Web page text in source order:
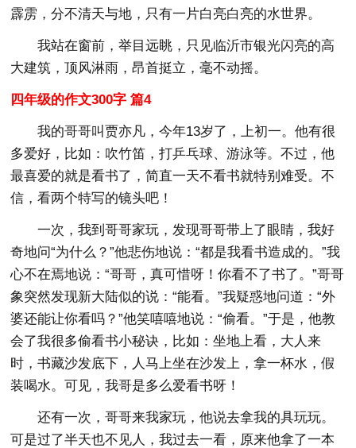
霹雳，分不清天与地，只有一片白亮白亮的水世界。
我站在窗前，举目远眺，只见临沂市银光闪亮的高
大建筑，顶风淋雨，昂首挺立，毫不动摇。
四年级的作文300字 篇4
我的哥哥叫贾亦凡，今年13岁了，上初一。他有很
多爱好，比如：吹竹笛，打乒乓球、游泳等。不过，他
最喜爱的就是看书了，简直一天不看书就特别难受。不
信，看两个特写的镜头吧！
一次，我到哥哥家玩，发现哥哥带上了眼睛，我好
奇地问“为什么？”他悲伤地说：“都是我看书造成的。”我
心不在焉地说：“哥哥，真可惜呀！你看不了书了。”哥哥
象突然发现新大陆似的说：“能看。”我疑惑地问道：“外
婆还能让你看吗？”他笑嘻嘻地说：“偷看。”于是，他教
会了我很多偷看书小秘诀，比如：坐地上看，大人来
时，书藏沙发底下，人马上坐在沙发上，拿一杯水，假
装喝水。可见，我哥是多么爱看书呀！
还有一次，哥哥来我家玩，他说去拿我的具玩玩。
可是过了半天也不见人，我过去一看，原来他拿了一本